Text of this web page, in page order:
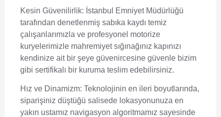
Kesin Güvenilirlik: İstanbul Emniyet Müdürlüğü
tarafından denetlenmiş sabıka kaydı temiz
çalışanlarımızla ve profesyonel motorize
kuryelerimizle mahremiyet sığınağınız kapınızı
kendinize ait bir şeye güvenircesine güvenle bizim
gibi sertifikalı bir kuruma teslim edebilirsiniz.
Hız ve Dinamizm: Teknolojinin en ileri boyutlarında,
siparişiniz düştüğü salisede lokasyonunuza en
yakın ustamız navigasyon algoritmamız sayesinde